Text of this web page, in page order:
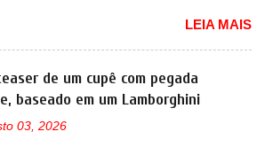
para breve. Além disso, a marca
as primeiras imagens do interior
a nova configuração. A principal
fica por conta da segunda fila de
que perde as poltronas individuais
as novas imagens teaser do Type
em testes pelas ruas de Mônaco. O
continua rodando em testes e chegou
principado para o E-Prix de Fórmula E,
apoio a equipe da Jaguar na
O elétrico aproveitou para
LEIA MAIS
de um cupê com pegada
baseado em um Lamborghini
03, 2026